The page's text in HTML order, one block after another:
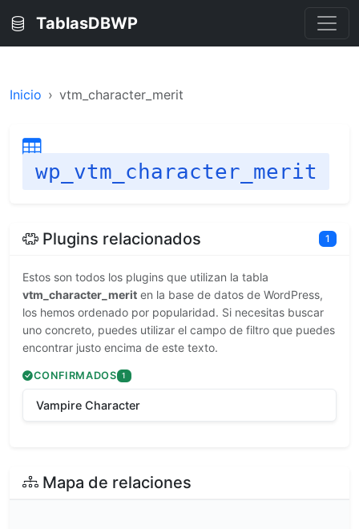
TablasDBWP
Inicio vtm_character_merit
wp_vtm_character_merit
Plugins relacionados 1
Estos son todos los plugins que utilizan la tabla
vtm_character_merit en la base de datos de WordPress,
los hemos ordenado por popularidad. Si necesitas buscar
uno concreto, puedes utilizar el campo de filtro que puedes
encontrar justo encima de este texto.
CONFIRMADOS 1
Vampire Character
Mapa de relaciones